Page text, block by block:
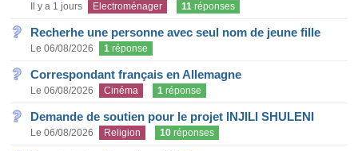
Il y a 1 jours Electroménager 11 réponses
Recherhe une personne avec seul nom de jeune fille
Le 06/08/2026 1 réponse
Correspondant français en Allemagne
Le 06/08/2026 Cinéma 1 réponse
Demande de soutien pour le projet INJILI SHULENI
Le 06/08/2026 Religion 10 réponses